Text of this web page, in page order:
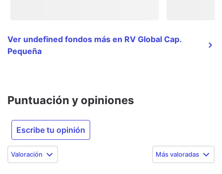
Ver undefined fondos más en RV Global Cap.
Pequeña
Puntuación y opiniones
Escribe tu opinión
Valoración Más valoradas